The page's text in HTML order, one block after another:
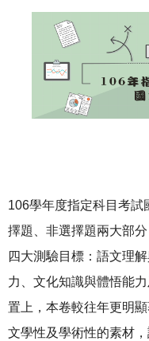
106學年度指定科目考試
擇題、非選擇題兩大部
四大測驗目標：語文理
力、文化知識與體悟能
置上，本卷較往年更明
文學性及學術性的素材